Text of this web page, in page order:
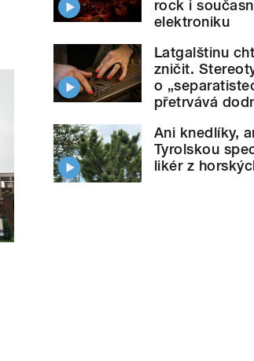
rock i
elektroniku
Latgalštinu
zničit.
o
přetrvává
Ani knedlíky,
Tyrolskou
likér z